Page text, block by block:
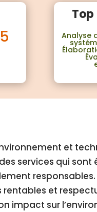
Analyse
et
services qui
et
impact sur